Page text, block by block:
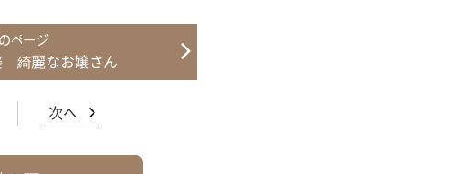
綺麗なお嬢さん
次へ